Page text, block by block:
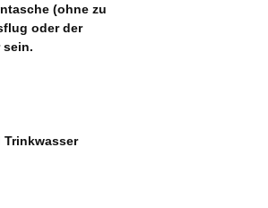
(ohne zu
oder der
sein.